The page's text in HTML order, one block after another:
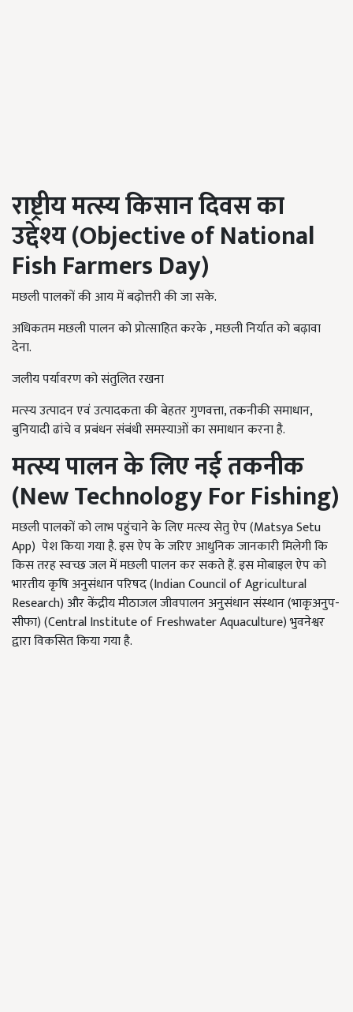
राष्ट्रीय मत्स्य किसान दिवस का
उद्देश्य(Objective of National
Fish Farmers Day)
मछली पालकों की आय में बढ़ोत्तरी की जा सके.
अधिकतम मछली पालन को प्रोत्साहित करके , मछली निर्यात को बढ़ावा
देना.
जलीय पर्यावरण को संतुलित रखना
मत्‍स्‍य उत्पादन एवं उत्पादकता की बेहतर गुणवत्ता, तकनीकी समाधान,
बुनियादी ढांचे व प्रबंधन संबंधी समस्‍याओं का समाधान करना है.
मत्स्य पालन के लिए नई तकनीक
(New Technology For Fishing)
मछली पालकों को लाभ पहुंचाने के लिए मत्स्य सेतु ऐप (Matsya Setu
App) पेश किया गया है. इस ऐप के जरिए आधुनिक जानकारी मिलेगी कि
किस तरह स्वच्छ जल में मछली पालन कर सकते हैं. इस मोबाइल ऐप को
भारतीय कृषि अनुसंधान परिषद (Indian Council of Agricultural
Research) और केंद्रीय मीठाजल जीवपालन अनुसंधान संस्थान (भाकृअनुप-
सीफा) (Central Institute of Freshwater Aquaculture) भुवनेश्वर
द्वारा विकसित किया गया है.